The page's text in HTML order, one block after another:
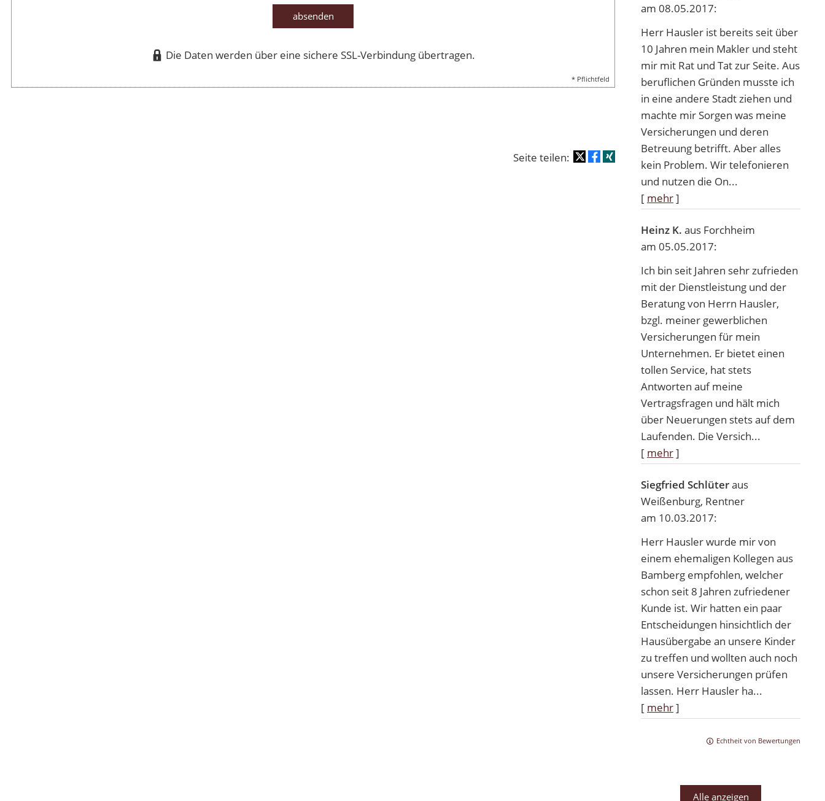
am 08.05.2017:
Herr Hausler ist bereits seit über
10 Jahren mein Makler und steht
mir mit Rat und Tat zur Seite. Aus
beruflichen Gründen musste ich
in eine andere Stadt ziehen und
machte mir Sorgen was meine
Versicherungen und deren
Betreuung betrifft. Aber alles
kein Problem. Wir telefonieren
und nutzen die On...
[ mehr]
Heinz K. aus Forchheim
am 05.05.2017:
Ich bin seit Jahren sehr zufrieden
mit der Dienstleistung und der
Beratung von Herrn Hausler,
bzgl. meiner gewerblichen
Versicherungen für mein
Unternehmen. Er bietet einen
tollen Service, hat stets
Antworten auf meine
Vertragsfragen und hält mich
über Neuerungen stets auf dem
Laufenden. Die Versich...
[ mehr]
Siegfried Schlüteraus
Weißenburg, Rentner
am 10.03.2017:
Herr Hausler wurde mir von
einem ehemaligen Kollegen aus
Bamberg empfohlen, welcher
schon seit 8 Jahren zufriedener
Kunde ist. Wir hatten ein paar
Entscheidungen hinsichtlich der
Hausübergabe an unsere Kinder
zu treffen und wollten auch noch
unsere Versicherungen prüfen
lassen. Herr Hausler ha...
[ mehr]
Echtheit von Bewertungen
Alle anzeigen
absenden
Die Daten werden über eine sichere SSL-Verbindung übertragen.
* Pflichtfeld
Seite teilen: